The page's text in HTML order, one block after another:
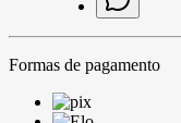
Formas de pagamento